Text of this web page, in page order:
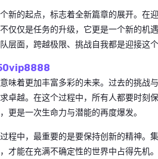
新的起点，标志着全新篇章的展开。在
仅仅是任务的升级，它更是一个新的机
层面，跨越极限、挑战自我都是迎接这个
味着更加丰富多彩的未来。过去的挑战
卓越。在这个过程中，所有人都要时刻
更是一次生命力与潜能的再度爆发。
程中，最重要的是要保持创新的精神。
才能在充满不确定性的世界中占得先机